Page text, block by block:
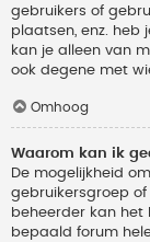
gebruikers of
plaatsen, enz. heb
kan je alleen van
ook degene met
Omhoog
Waarom kan ik
De mogelijkheid
gebruikersgroep
beheerder kan het
bepaald forum